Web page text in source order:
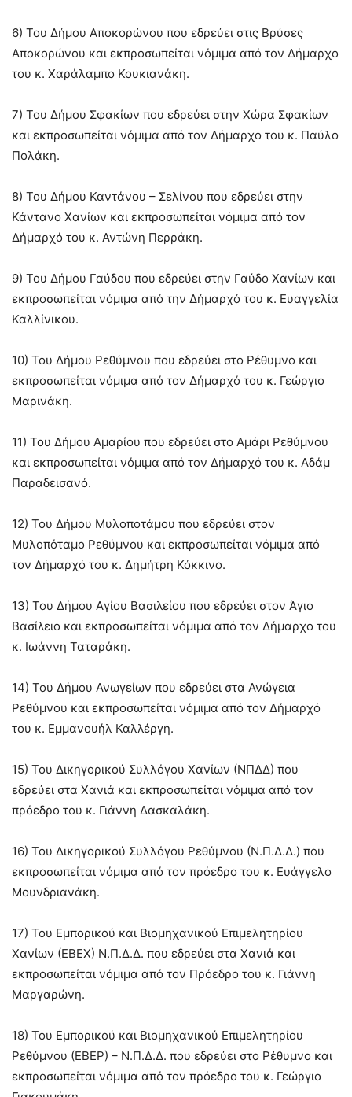
6) Του Δήμου Αποκορώνου που εδρεύει στις Βρύσες
Αποκορώνου και εκπροσωπείται νόμιμα από τον Δήμαρχο
του κ. Χαράλαμπο Κουκιανάκη.
7) Του Δήμου Σφακίων που εδρεύει στην Χώρα Σφακίων
και εκπροσωπείται νόμιμα από τον Δήμαρχο του κ. Παύλο
Πολάκη.
8) Του Δήμου Καντάνου – Σελίνου που εδρεύει στην
Κάντανο Χανίων και εκπροσωπείται νόμιμα από τον
Δήμαρχό του κ. Αντώνη Περράκη.
9) Του Δήμου Γαύδου που εδρεύει στην Γαύδο Χανίων και
εκπροσωπείται νόμιμα από την Δήμαρχό του κ. Ευαγγελία
Καλλίνικου.
10) Του Δήμου Ρεθύμνου που εδρεύει στο Ρέθυμνο και
εκπροσωπείται νόμιμα από τον Δήμαρχό του κ. Γεώργιο
Μαρινάκη.
11) Του Δήμου Αμαρίου που εδρεύει στο Αμάρι Ρεθύμνου
και εκπροσωπείται νόμιμα από τον Δήμαρχό του κ. Αδάμ
Παραδεισανό.
12) Του Δήμου Μυλοποτάμου που εδρεύει στον
Μυλοπόταμο Ρεθύμνου και εκπροσωπείται νόμιμα από
τον Δήμαρχό του κ. Δημήτρη Κόκκινο.
13) Του Δήμου Αγίου Βασιλείου που εδρεύει στον Άγιο
Βασίλειο και εκπροσωπείται νόμιμα από τον Δήμαρχο του
κ. Ιωάννη Ταταράκη.
14) Του Δήμου Ανωγείων που εδρεύει στα Ανώγεια
Ρεθύμνου και εκπροσωπείται νόμιμα από τον Δήμαρχό
του κ. Εμμανουήλ Καλλέργη.
15) Του Δικηγορικού Συλλόγου Χανίων (ΝΠΔΔ) που
εδρεύει στα Χανιά και εκπροσωπείται νόμιμα από τον
πρόεδρο του κ. Γιάννη Δασκαλάκη.
16) Του Δικηγορικού Συλλόγου Ρεθύμνου (Ν.Π.Δ.Δ.) που
εκπροσωπείται νόμιμα από τον πρόεδρο του κ. Ευάγγελο
Μουνδριανάκη.
17) Του Εμπορικού και Βιομηχανικού Επιμελητηρίου
Χανίων (ΕΒΕΧ) Ν.Π.Δ.Δ. που εδρεύει στα Χανιά και
εκπροσωπείται νόμιμα από τον Πρόεδρο του κ. Γιάννη
Μαργαρώνη.
18) Του Εμπορικού και Βιομηχανικού Επιμελητηρίου
Ρεθύμνου (ΕΒΕΡ) – Ν.Π.Δ.Δ. που εδρεύει στο Ρέθυμνο και
εκπροσωπείται νόμιμα από τον πρόεδρο του κ. Γεώργιο